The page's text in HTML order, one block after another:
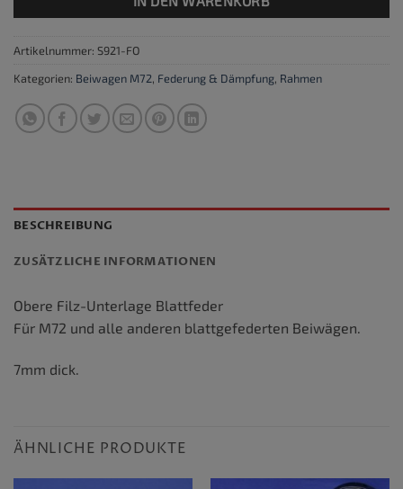
Artikelnummer: S921-FO
Kategorien: Beiwagen M72, Federung & Dämpfung, Rahmen
BESCHREIBUNG
ZUSÄTZLICHE INFORMATIONEN
Obere Filz-Unterlage Blattfeder
Für M72 und alle anderen blattgefederten Beiwägen.
7mm dick.
ÄHNLICHE PRODUKTE